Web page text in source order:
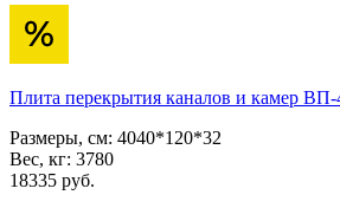
Плита перекрытия каналов и камер ВП-
Размеры, см: 4040*120*32
Вес, кг: 3780
18335 pуб.